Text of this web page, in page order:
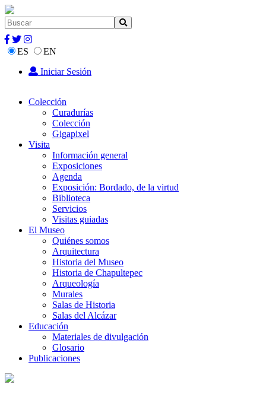
ES
EN
Iniciar Sesión
Colección
Curadurías
Colección
Gigapixel
Visita
Información general
Exposiciones
Agenda
Exposición: Bordado, de la virtud
Biblioteca
Servicios
Visitas guiadas
El Museo
Quiénes somos
Arquitectura
Historia del Museo
Historia de Chapultepec
Arqueología
Murales
Salas de Historia
Salas del Alcázar
Educación
Materiales de divulgación
Glosario
Publicaciones